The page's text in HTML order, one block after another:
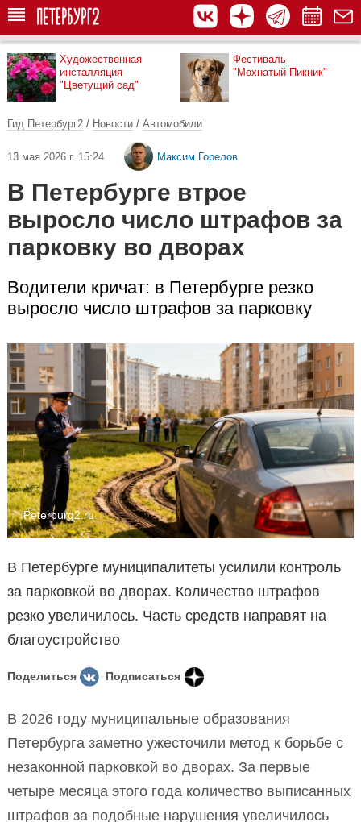
Художественная
инсталляция
"Цветущий сад"
Фестиваль
"Мохнатый Пикник"
Гид Петербург2 / Новости / Автомобили
13 мая 2026 г. 15:24 Максим Горелов
В Петербурге втрое
выросло число штрафов за
парковку во дворах
Водители кричат: в Петербурге резко
выросло число штрафов за парковку
Peterburg2.ru
В Петербурге муниципалитеты усилили контроль
за парковкой во дворах. Количество штрафов
резко увеличилось. Часть средств направят на
благоустройство
Поделиться Подписаться
В 2026 году муниципальные образования
Петербурга заметно ужесточили метод к борьбе с
незаконной парковкой во дворах. За первые
четыре месяца этого года количество выписанных
штрафов за подобные нарушения увеличилось